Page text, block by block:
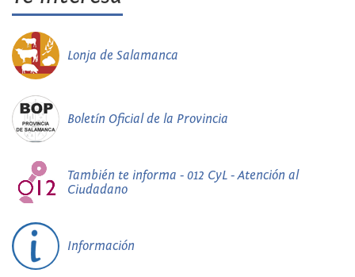
Lonja de Salamanca
Boletín Oficial de la Provincia
También te informa - 012 CyL - Atención al
Ciudadano
Información